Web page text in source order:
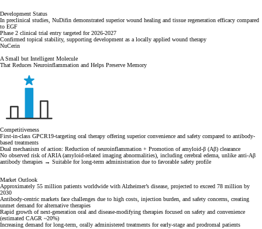
Development Status
In preclinical studies, NuDifin demonstrated superior wound healing and tissue regeneration efficacy compared
to EGF
Phase 2 clinical trial entry targeted for 2026-2027
Confirmed topical stability, supporting development as a locally applied wound therapy
NuCerin
A Small but Intelligent Molecule
That Reduces Neuroinflammation and Helps Preserve Memory
Competitiveness
First-in-class GPCR19-targeting oral therapy offering superior convenience and safety compared to antibody-
based treatments
Dual mechanism of action: Reduction of neuroinflammation + Promotion of amyloid-β (Aβ) clearance
No observed risk of ARIA (amyloid-related imaging abnormalities), including cerebral edema, unlike anti-Aβ
antibody therapies → Suitable for long-term administration due to favorable safety profile
Market Outlook
Approximately 55 million patients worldwide with Alzheimer’s disease, projected to exceed 78 million by
2030
Antibody-centric markets face challenges due to high costs, injection burden, and safety concerns, creating
unmet demand for alternative therapies
Rapid growth of next-generation oral and disease-modifying therapies focused on safety and convenience
(estimated CAGR ~20%)
Increasing demand for long-term, orally administered treatments for early-stage and prodromal patients